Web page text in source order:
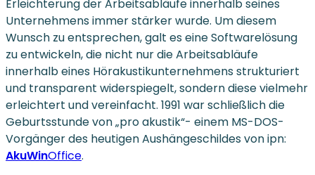
Erleichterung der Arbeitsabläufe innerhalb seines
Unternehmens immer stärker wurde. Um diesem
Wunsch zu entsprechen, galt es eine Softwarelösung
zu entwickeln, die nicht nur die Arbeitsabläufe
innerhalb eines Hörakustikunternehmens strukturiert
und transparent widerspiegelt, sondern diese vielmehr
erleichtert und vereinfacht. 1991 war schließlich die
Geburtsstunde von „pro akustik“- einem MS-DOS-
Vorgänger des heutigen Aushängeschildes von ipn:
AkuWinOffice.